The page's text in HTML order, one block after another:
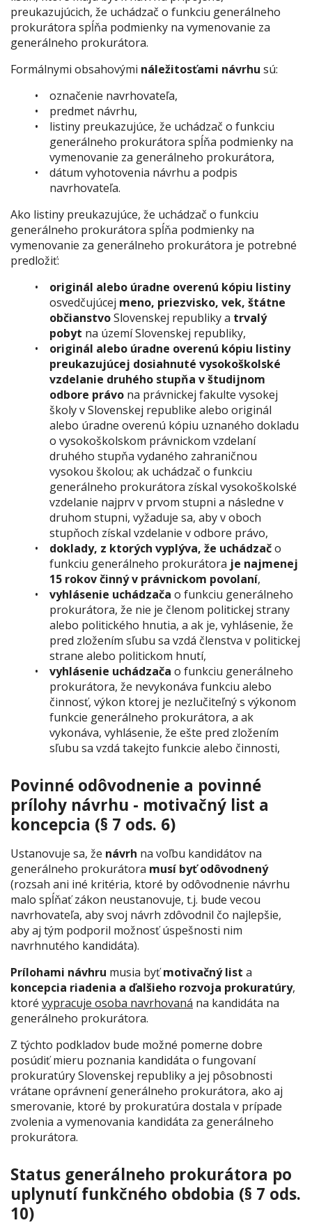
preukazujúcich, že uchádzač o funkciu generálneho
prokurátora spĺňa podmienky na vymenovanie za
generálneho prokurátora.
Formálnymi obsahovými náležitosťami návrhu sú:
označenie navrhovateľa,
predmet návrhu,
listiny preukazujúce, že uchádzač o funkciu
generálneho prokurátora spĺňa podmienky na
vymenovanie za generálneho prokurátora,
dátum vyhotovenia návrhu a podpis
navrhovateľa.
Ako listiny preukazujúce, že uchádzač o funkciu
generálneho prokurátora spĺňa podmienky na
vymenovanie za generálneho prokurátora je potrebné
predložiť:
originál alebo úradne overenú kópiu listiny
osvedčujúcej meno, priezvisko, vek, štátne
občianstvoSlovenskej republikya trvalý
pobyt na území Slovenskej republiky,
originál alebo úradne overenú kópiu listiny
preukazujúcej dosiahnuté vysokoškolské
vzdelanie druhého stupňa v študijnom
odbore právo na právnickej fakulte vysokej
školy v Slovenskej republike alebo originál
alebo úradne overenú kópiu uznaného dokladu
o vysokoškolskom právnickom vzdelaní
druhého stupňa vydaného zahraničnou
vysokou školou; ak uchádzač o funkciu
generálneho prokurátora získal vysokoškolské
vzdelanie najprv v prvom stupni a následne v
druhom stupni, vyžaduje sa, aby v oboch
stupňoch získal vzdelanie v odbore právo,
doklady, z ktorých vyplýva, že uchádzačo
funkciu generálneho prokurátora je najmenej
15 rokov činný v právnickom povolaní,
vyhlásenie uchádzača o funkciu generálneho
prokurátora, že nie je členom politickej strany
alebo politického hnutia, a ak je, vyhlásenie, že
pred zložením sľubu sa vzdá členstva v politickej
strane alebo politickom hnutí,
vyhlásenie uchádzača o funkciu generálneho
prokurátora, že nevykonáva funkciu alebo
činnosť, výkon ktorej je nezlučiteľný s výkonom
funkcie generálneho prokurátora, a ak
vykonáva, vyhlásenie, že ešte pred zložením
sľubu sa vzdá takejto funkcie alebo činnosti,
Povinné odôvodnenie a povinné
prílohy návrhu - motivačný list a
koncepcia (§ 7 ods. 6)
Ustanovuje sa, že návrh na voľbu kandidátov na
generálneho prokurátora musí byť odôvodnený
(rozsah ani iné kritéria, ktoré by odôvodnenie návrhu
malo spĺňať zákon neustanovuje, t.j. bude vecou
navrhovateľa, aby svoj návrh zdôvodnil čo najlepšie,
aby aj tým podporil možnosť úspešnosti nim
navrhnutého kandidáta).
Prílohami návhru musia byťmotivačný list a
koncepcia riadenia a ďalšieho rozvoja prokuratúry,
ktoré vypracuje osoba navrhovaná na kandidáta na
generálneho prokurátora.
Z týchto podkladov bude možné pomerne dobre
posúdiť mieru poznania kandidáta o fungovaní
prokuratúry Slovenskej republiky a jej pôsobnosti
vrátane oprávnení generálneho prokurátora, ako aj
smerovanie, ktoré by prokuratúra dostala v prípade
zvolenia a vymenovania kandidáta za generálneho
prokurátora.
Status generálneho prokurátora po
uplynutí funkčného obdobia (§ 7 ods.
10)